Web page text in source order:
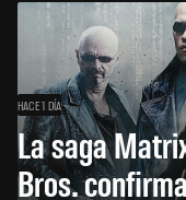
HACE 1 DÍA
La saga
Bros.